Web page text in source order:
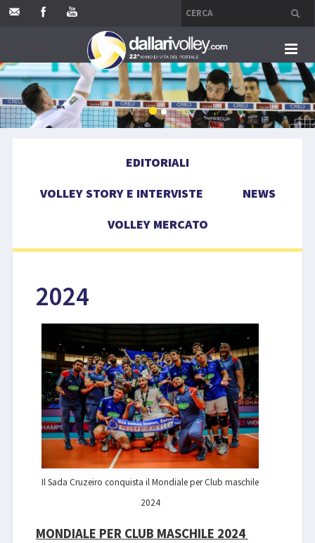
HOME
EDITORIALI
VOLLEY STORY E INTERVISTE
NEWS
VOLLEY MERCATO
2024
Il Sada Cruzeiro conquista il Mondiale per Club maschile
2024
MONDIALE PER CLUB MASCHILE 2024